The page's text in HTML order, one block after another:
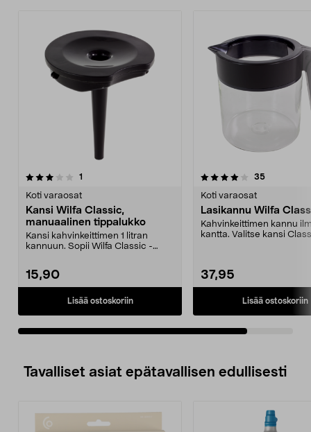
1
Koti varaosat
Kansi Wilfa Classic,
manuaalinen tippalukko
Kansi kahvinkeittimen 1 litran
kannuun. Sopii Wilfa Classic -
15,90
Lisää ostoskoriin
4.0viidestä
35arvostelut
Koti varaosat
Lasikannu Wilfa
Kahvinkeittimen kannu
kantta. Valitse kansi
37,95
Lisää ostoskoriin
Tavalliset asiat epätavallisen edullisesti